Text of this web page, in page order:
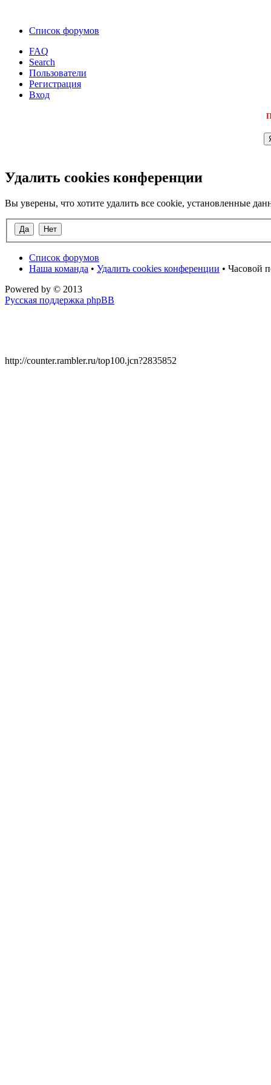
Список форумов
FAQ
Search
Пользователи
Регистрация
Вход
Удалить cookies конференции
Вы уверены, что хотите удалить все cookie, установленные
Список форумов
Наша команда • Удалить cookies конференции • Часовой
Powered by © 2013
Русская поддержка phpBB
http://counter.rambler.ru/top100.jcn?2835852